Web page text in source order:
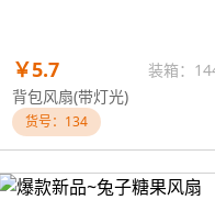
￥5.7
装箱：
背包风扇(带灯光)
货号：134